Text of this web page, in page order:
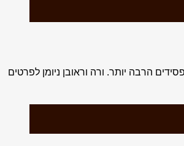
הרבה יותר. ורה וראובן ניומן לפרטים